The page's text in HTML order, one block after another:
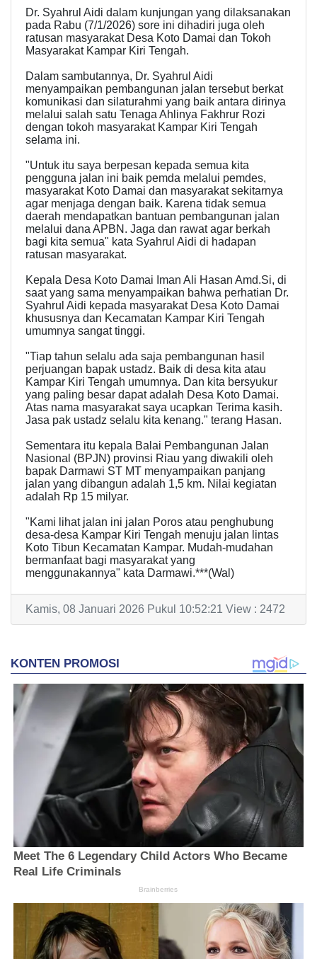
Dr. Syahrul Aidi dalam kunjungan yang dilaksanakan
pada Rabu (7/1/2026) sore ini dihadiri juga oleh
ratusan masyarakat Desa Koto Damai dan Tokoh
Masyarakat Kampar Kiri Tengah.
Dalam sambutannya, Dr. Syahrul Aidi
menyampaikan pembangunan jalan tersebut berkat
komunikasi dan silaturahmi yang baik antara dirinya
melalui salah satu Tenaga Ahlinya Fakhrur Rozi
dengan tokoh masyarakat Kampar Kiri Tengah
selama ini.
"Untuk itu saya berpesan kepada semua kita
pengguna jalan ini baik pemda melalui pemdes,
masyarakat Koto Damai dan masyarakat sekitarnya
agar menjaga dengan baik. Karena tidak semua
daerah mendapatkan bantuan pembangunan jalan
melalui dana APBN. Jaga dan rawat agar berkah
bagi kita semua" kata Syahrul Aidi di hadapan
ratusan masyarakat.
Kepala Desa Koto Damai Iman Ali Hasan Amd.Si, di
saat yang sama menyampaikan bahwa perhatian Dr.
Syahrul Aidi kepada masyarakat Desa Koto Damai
khususnya dan Kecamatan Kampar Kiri Tengah
umumnya sangat tinggi.
"Tiap tahun selalu ada saja pembangunan hasil
perjuangan bapak ustadz. Baik di desa kita atau
Kampar Kiri Tengah umumnya. Dan kita bersyukur
yang paling besar dapat adalah Desa Koto Damai.
Atas nama masyarakat saya ucapkan Terima kasih.
Jasa pak ustadz selalu kita kenang." terang Hasan.
Sementara itu kepala Balai Pembangunan Jalan
Nasional (BPJN) provinsi Riau yang diwakili oleh
bapak Darmawi ST MT menyampaikan panjang
jalan yang dibangun adalah 1,5 km. Nilai kegiatan
adalah Rp 15 milyar.
"Kami lihat jalan ini jalan Poros atau penghubung
desa-desa Kampar Kiri Tengah menuju jalan lintas
Koto Tibun Kecamatan Kampar. Mudah-mudahan
bermanfaat bagi masyarakat yang
menggunakannya" kata Darmawi.***(Wal)
Kamis, 08 Januari 2026 Pukul 10:52:21 View : 2472